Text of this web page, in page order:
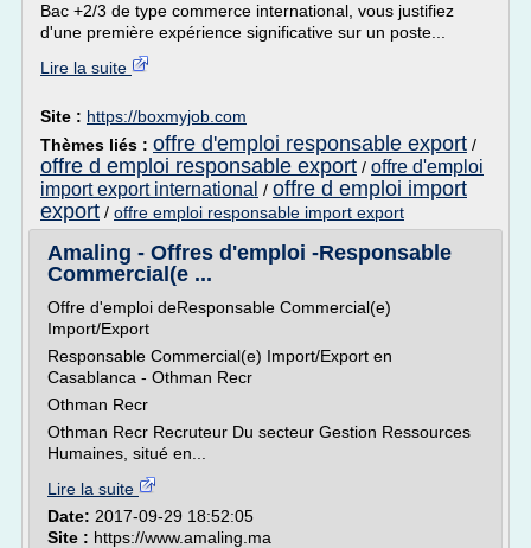
Bac +2/3 de type commerce international, vous justifiez
d'une première expérience significative sur un poste...
Lire la suite
Site : https://boxmyjob.com
Thèmes liés : offre d'emploi responsable export /
offre d emploi responsable export / offre d'emploi
import export international / offre d emploi import
export / offre emploi responsable import export
Amaling - Offres d'emploi -Responsable
Commercial(e ...
Offre d'emploi deResponsable Commercial(e)
Import/Export
Responsable Commercial(e) Import/Export en
Casablanca - Othman Recr
Othman Recr
Othman Recr Recruteur Du secteur Gestion Ressources
Humaines, situé en...
Lire la suite
Date: 2017-09-29 18:52:05
Site : https://www.amaling.ma